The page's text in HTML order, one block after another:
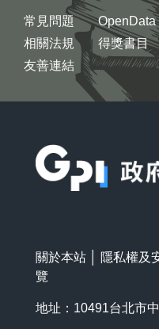
常見問題
相關法規
友善連結
OpenData
得獎書目
關於本站 隱私權及
覽
地址：10491台北市